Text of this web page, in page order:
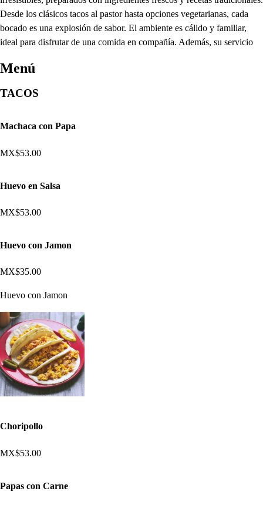
Desde los clásicos tacos al pastor hasta opciones vegetarianas, cada
bocado es una explosión de sabor. El ambiente es cálido y familiar,
ideal para disfrutar de una comida en compañía. Además, su servicio
Menú
TACOS
Machaca con Papa
MX$53.00
Huevo en Salsa
MX$53.00
Huevo con Jamon
MX$35.00
Huevo con Jamon
Choripollo
MX$53.00
Papas con Carne